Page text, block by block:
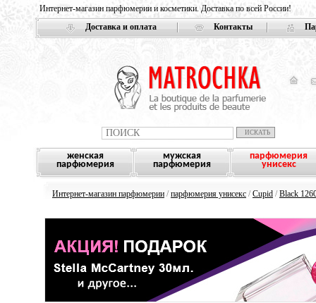
Интернет-магазин парфюмерии и косметики. Доставка по всей России!
Доставка и оплата
Контакты
женская
парфюмерия
мужская
парфюмерия
парфюмерия
унисекс
Интернет-магазин парфюмерии /парфюмерия унисекс /Cupid /Black